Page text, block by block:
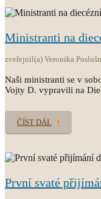
Ministranti na
zveřejnil(a) Veronika
Naši ministranti se v
Vojty D. vypravili na
ČÍST DÁL
První svaté